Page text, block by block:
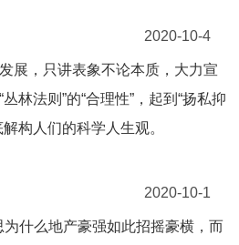
2020-10-4
展，只讲表象不论本质，大力宣
林法则”的“合理性”，起到“扬私抑
构人们的科学人生观。
2020-10-1
什么地产豪强如此招摇豪横，而